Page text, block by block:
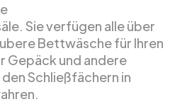
Sie verfügen alle über
Bettwäsche für Ihren
Gepäck und andere
Schließfächern in